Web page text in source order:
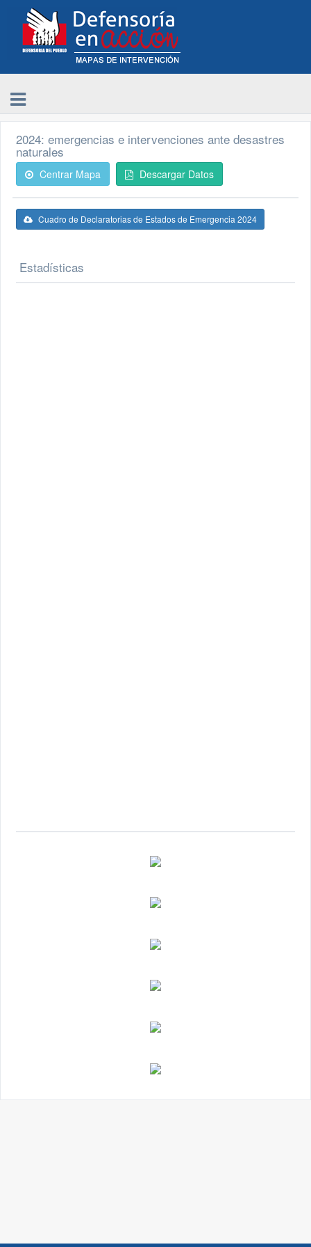
2024: emergencias e intervenciones ante desastres
naturales
Centrar Mapa Descargar Datos
Cuadro de Declaratorias de Estados de Emergencia 2024
Estadísticas